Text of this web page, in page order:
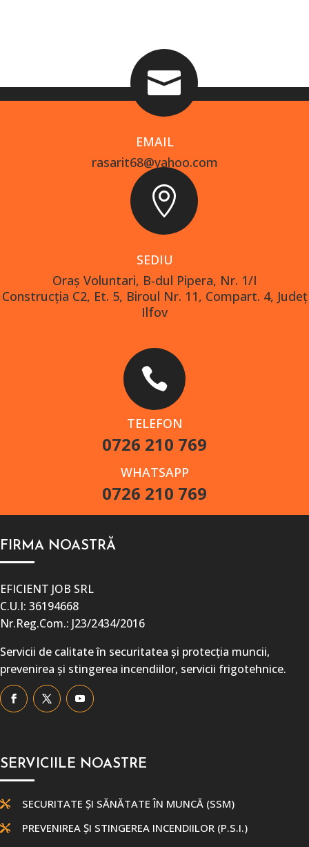

EMAIL
rasarit68@yahoo.com

SEDIU
Oraş Voluntari, B-dul Pipera, Nr. 1/I
Construcția C2, Et. 5, Biroul Nr. 11, Compart. 4, Județ
Ilfov

TELEFON
0726 210 769
WHATSAPP
0726 210 769
FIRMA NOASTRĂ
EFICIENT JOB SRL
C.U.I: 36194668
Nr.Reg.Com.: J23/2434/2016
Servicii de calitate în securitatea și protecția muncii,
prevenirea și stingerea incendiilor, servicii frigotehnice.
SERVICIILE NOASTRE
 SECURITATE ȘI SĂNĂTATE ÎN MUNCĂ (SSM)
 PREVENIREA ȘI STINGEREA INCENDIILOR (P.S.I.)